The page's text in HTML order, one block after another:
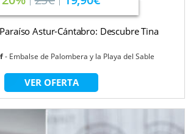
Astur-Cántabro: Descubre Tina
Embalse de Palombera y la Playa del Sable
VER OFERTA